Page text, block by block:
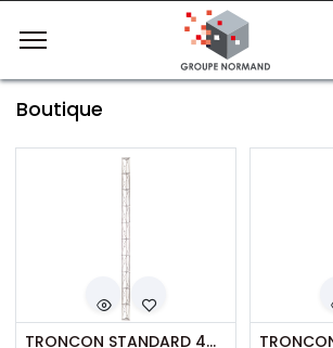
Boutique
TRONCON STANDARD 4M00